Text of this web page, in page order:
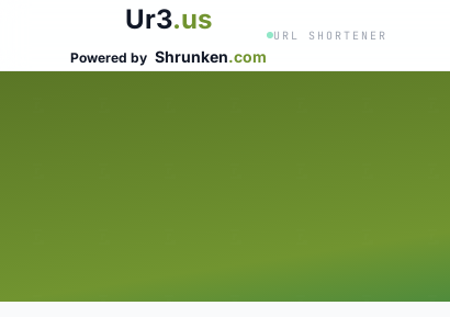
Ur3.us
Powered by Shrunken.com
URL SHORTENER